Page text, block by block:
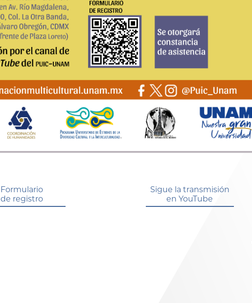
Formulario
de registro
Sigue la transmisión
en YouTube